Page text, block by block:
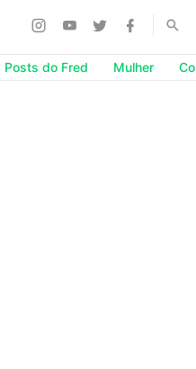
Posts do Fred Mulher